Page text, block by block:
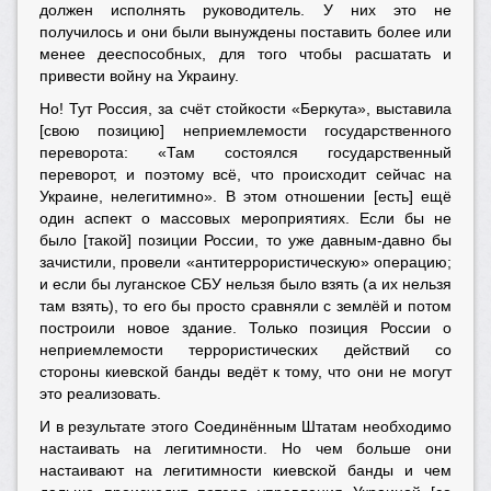
должен исполнять руководитель. У них это не
получилось и они были вынуждены поставить более или
менее дееспособных, для того чтобы расшатать и
привести войну на Украину.
Но! Тут Россия, за счёт стойкости «Беркута», выставила
[свою позицию] неприемлемости государственного
переворота: «Там состоялся государственный
переворот, и поэтому всё, что происходит сейчас на
Украине, нелегитимно». В этом отношении [есть] ещё
один аспект о массовых мероприятиях. Если бы не
было [такой] позиции России, то уже давным-давно бы
зачистили, провели «антитеррористическую» операцию;
и если бы луганское СБУ нельзя было взять (а их нельзя
там взять), то его бы просто сравняли с землёй и потом
построили новое здание. Только позиция России о
неприемлемости террористических действий со
стороны киевской банды ведёт к тому, что они не могут
это реализовать.
И в результате этого Соединённым Штатам необходимо
настаивать на легитимности. Но чем больше они
настаивают на легитимности киевской банды и чем